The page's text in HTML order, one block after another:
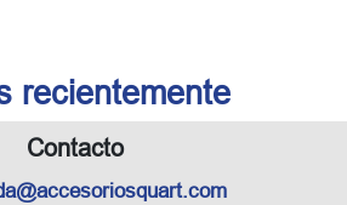
recientemente
Contacto
@accesoriosquart.com